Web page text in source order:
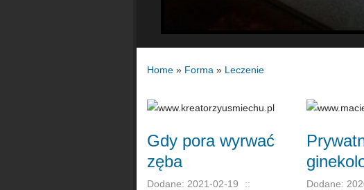
Home » Forma » Leczenie
Gdy pora wyrwać
zęba
Dodane: 2021-02-19
::
Dodane: